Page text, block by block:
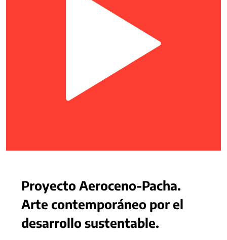
Proyecto Aeroceno-Pacha.
Arte contemporáneo por el
desarrollo sustentable.